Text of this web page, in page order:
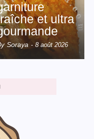
et ultra
Soraya - 8 août 2026